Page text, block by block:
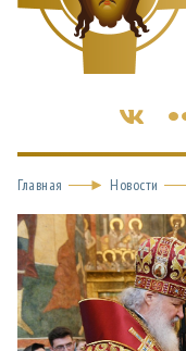
Главная Новости